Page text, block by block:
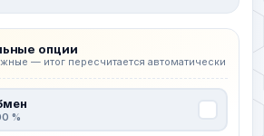
опции
— итог пересчитается автоматически
%